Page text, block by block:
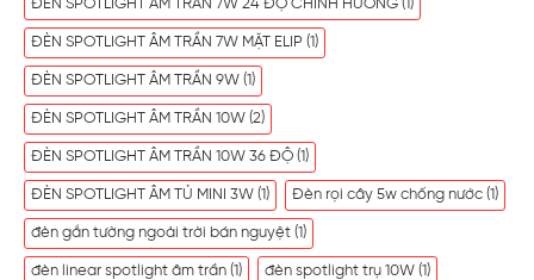
ĐÈN SPOTLIGHT ÂM TRẦN 7W 24 ĐỘ CHỈNH HƯỚNG (1)
ĐÈN SPOTLIGHT ÂM TRẦN 7W MẶT ELIP (1)
ĐÈN SPOTLIGHT ÂM TRẦN 9W (1)
ĐÈN SPOTLIGHT ÂM TRẦN 10W (2)
ĐÈN SPOTLIGHT ÂM TRẦN 10W 36 ĐỘ (1)
ĐÈN SPOTLIGHT ÂM TỦ MINI 3W (1) Đèn rọi cây 5w chống nước (1)
đèn gắn tường ngoài trời bán nguyệt (1)
đèn linear spotlight âm trần (1) đèn spotlight trụ 10W (1)